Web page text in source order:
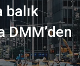
balık
DMM’den